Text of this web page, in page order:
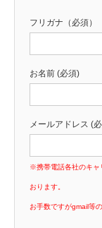
フリガナ（必須）
お名前 (必須)
メールアドレス (
※携帯電話各社のキャ
おります。
お手数ですがgmail等